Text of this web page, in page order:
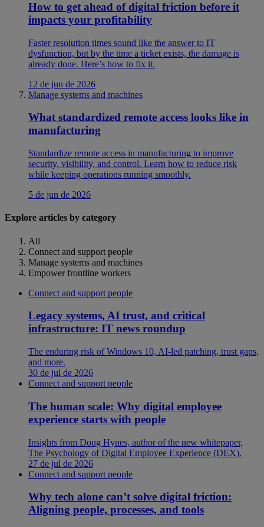
How to get ahead of digital friction before it
impacts your profitability
Faster resolution times sound like the answer to IT
dysfunction, but by the time a ticket exists, the damage is
already done. Here’s how to fix it.
12 de jun de 2026
Manage systems and machines
What standardized remote access looks like in
manufacturing
Standardize remote access in manufacturing to improve
security, visibility, and control. Learn how to reduce risk
while keeping operations running smoothly.
5 de jun de 2026
Explore articles by category
All
Connect and support people
Manage systems and machines
Empower frontline workers
Connect and support people
Legacy systems, AI trust, and critical
infrastructure: IT news roundup
The enduring risk of Windows 10, AI-led patching, trust gaps,
and more.
30 de jul de 2026
Connect and support people
The human scale: Why digital employee
experience starts with people
Insights from Doug Hynes, author of the new whitepaper,
The Psychology of Digital Employee Experience (DEX).
27 de jul de 2026
Connect and support people
Why tech alone can’t solve digital friction:
Aligning people, processes, and tools